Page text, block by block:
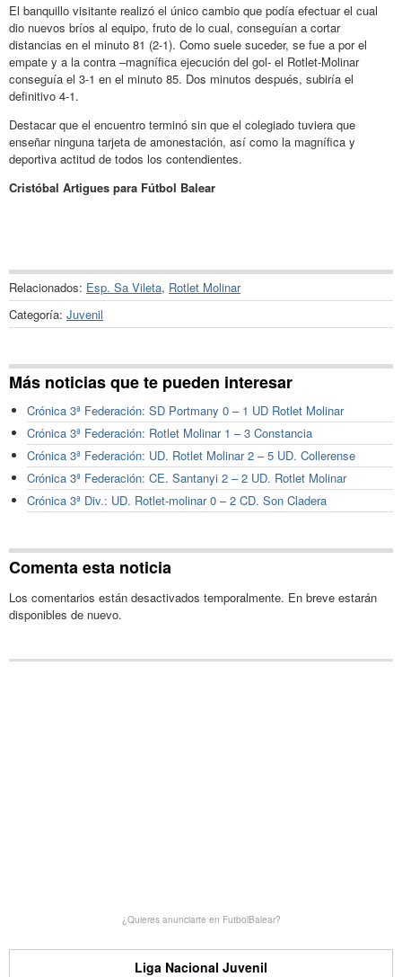
El banquillo visitante realizó el único cambio que podía efectuar el cual
dio nuevos bríos al equipo, fruto de lo cual, conseguían a cortar
distancias en el minuto 81 (2-1). Como suele suceder, se fue a por el
empate y a la contra –magnífica ejecución del gol- el Rotlet-Molinar
conseguía el 3-1 en el minuto 85. Dos minutos después, subiría el
definitivo 4-1.
Destacar que el encuentro terminó sin que el colegiado tuviera que
enseñar ninguna tarjeta de amonestación, así como la magnífica y
deportiva actitud de todos los contendientes.
Cristóbal Artigues para Fútbol Balear
Relacionados: Esp. Sa Vileta, Rotlet Molinar
Categoría: Juvenil
Más noticias que te pueden interesar
Crónica 3ª Federación: SD Portmany 0 – 1 UD Rotlet Molinar
Crónica 3ª Federación: Rotlet Molinar 1 – 3 Constancia
Crónica 3ª Federación: UD. Rotlet Molinar 2 – 5 UD. Collerense
Crónica 3ª Federación: CE. Santanyi 2 – 2 UD. Rotlet Molinar
Crónica 3ª Div.: UD. Rotlet-molinar 0 – 2 CD. Son Cladera
Comenta esta noticia
Los comentarios están desactivados temporalmente. En breve estarán
disponibles de nuevo.
¿Quieres anunciarte en FutbolBalear?
Liga Nacional Juvenil